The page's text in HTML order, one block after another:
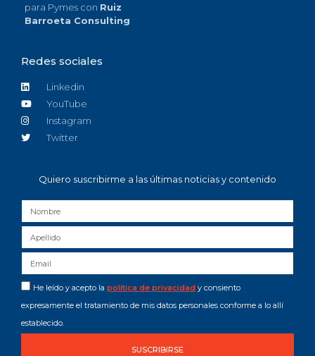
para Pymes con Ruiz
Barroeta Consulting
Redes sociales
Linkedin
YouTube
Instagram
Twitter
Quiero suscribirme a las últimas noticias y contenido
He leído y acepto la política de privacidad y consiento
expresamente el tratamiento de mis datos personales conforme a lo allí
establecido.
SUSCRIBIRSE